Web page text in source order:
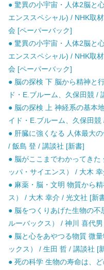
● 驚異の小宇宙・人体2脳と
エンススペシャル) / NHK取
会 [ペーパーバック]
● 驚異の小宇宙・人体2脳と
エンススペシャル) / NHK取
会 [ペーパーバック]
● 脳の探検 下 脳から精神と
ド・E.ブルーム、久保田競 /
● 脳の探検 上 神経系の基本
イド・E.ブルーム、久保田競
● 肝臓に強くなる 人体最大
/ 飯島 登 / 講談社 [新書]
● 脳がここまでわかってき
ッパ・サイエンス） / 大木
● 麻薬・脳・文明 物質から
ス） / 大木 幸介 / 光文社 [新
● 脳をつくりあげた生物の
ルーバックス） / 神川 喜代
● 脳と心をあやつる物質 微
ックス） / 生田 哲 / 講談社 [
● 死の科学 生物の寿命は、